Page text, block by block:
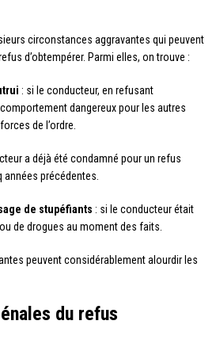
circonstances aggravantes qui peuvent
d’obtempérer. Parmi elles, on trouve :
: si le conducteur, en refusant
dangereux pour les autres
de l’ordre.
a déjà été condamné pour un refus
années précédentes.
de stupéfiants : si le conducteur était
de drogues au moment des faits.
peuvent considérablement alourdir les
du refus